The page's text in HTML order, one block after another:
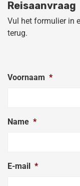
Reisaanvraag
Vul het formulier in
terug.
Voornaam *
Name *
E-mail *